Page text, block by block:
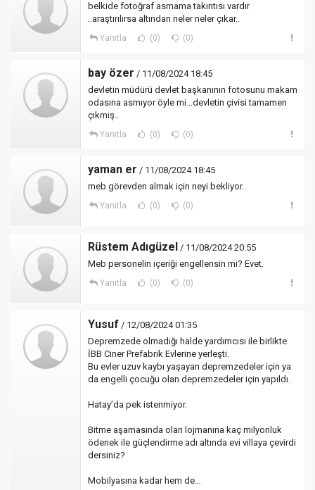
belkide fotoğraf asmama takıntısı vardır
..araştırılırsa altından neler neler çıkar..
Yanıtla (0) (0)
bay özer / 11/08/2024 18:45
devletin müdürü devlet başkanının fotosunu makam
odasına asmıyor öyle mi...devletin çivisi tamamen
çıkmış..
Yanıtla (0) (0)
yaman er / 11/08/2024 18:45
meb görevden almak için neyi bekliyor..
Yanıtla (0) (0)
Rüstem Adıgüzel / 11/08/2024 20:55
Meb personelin içeriği engellensin mi? Evet.
Yanıtla (0) (0)
Yusuf / 12/08/2024 01:35
Depremzede olmadığı halde yardımcısı ile birlikte
İBB Ciner Prefabrik Evlerine yerleşti.
Bu evler uzuv kaybı yaşayan depremzedeler için ya
da engelli çocuğu olan depremzedeler için yapıldı.
Hatay’da pek istenmiyor.
Bitme aşamasında olan lojmanına kaç milyonluk
ödenek ile güçlendirme adı altında evi villaya çevirdi
dersiniz?
Mobilyasına kadar hem de…